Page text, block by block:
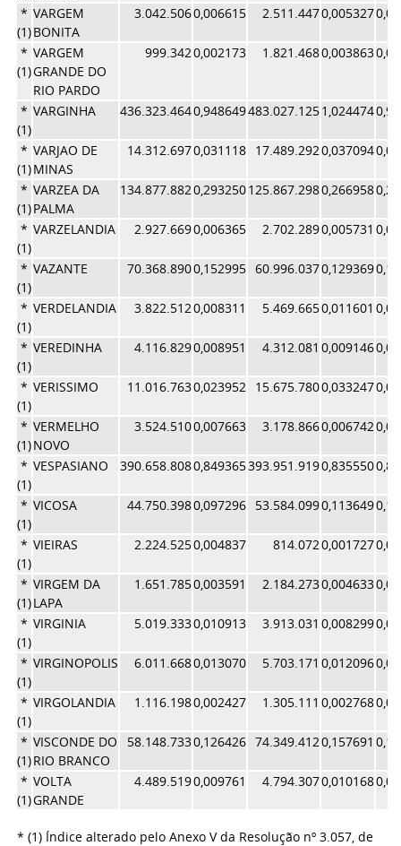
*
(1)
VARGEM
BONITA
3.042.5060,006615 2.511.4470,005327
*
(1)
VARGEM
GRANDE DO
RIO PARDO
999.3420,002173 1.821.4680,003863
*
(1)
VARGINHA 436.323.4640,948649483.027.1251,024474
*
(1)
VARJAO DE
MINAS
14.312.6970,031118 17.489.2920,037094
*
(1)
VARZEA DA
PALMA
134.877.8820,293250125.867.2980,266958
*
(1)
VARZELANDIA 2.927.6690,006365 2.702.2890,005731
*
(1)
VAZANTE 70.368.8900,152995 60.996.0370,129369
*
(1)
VERDELANDIA 3.822.5120,008311 5.469.6650,011601
*
(1)
VEREDINHA 4.116.8290,008951 4.312.081 0,009146
*
(1)
VERISSIMO 11.016.7630,023952 15.675.7800,033247
*
(1)
VERMELHO
NOVO
3.524.5100,007663 3.178.8660,006742
*
(1)
VESPASIANO 390.658.8080,849365393.951.9190,835550
*
(1)
VICOSA 44.750.3980,097296 53.584.0990,113649
*
(1)
VIEIRAS 2.224.5250,004837 814.0720,001727
*
(1)
VIRGEM DA
LAPA
1.651.7850,003591 2.184.2730,004633
*
(1)
VIRGINIA 5.019.3330,010913 3.913.031 0,008299
*
(1)
VIRGINOPOLIS 6.011.6680,013070 5.703.171 0,012096
*
(1)
VIRGOLANDIA 1.116.1980,002427 1.305.111 0,002768
*
(1)
VISCONDE DO
RIO BRANCO
58.148.7330,126426 74.349.4120,157691
*
(1)
VOLTA
GRANDE
4.489.5190,009761 4.794.3070,010168
* (1) Índice alterado pelo Anexo V da Resolução nº 3.057, de